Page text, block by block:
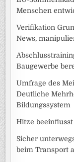
Menschen
Verifikation
News,
Baugewerbe
Umfrage des
Deutliche
Bildungssystem
Hitze
Sicher
beim Transport